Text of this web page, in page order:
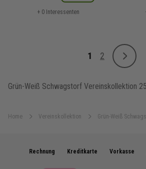
Home Vereinskollektion Grün-Weiß
+ 0 Interessenten
Sie lesen
1
Seite
2
Weiter
Rechnung Kreditkarte Vorkasse
Grün-Weiß Schwagstorf Vereinskollektion